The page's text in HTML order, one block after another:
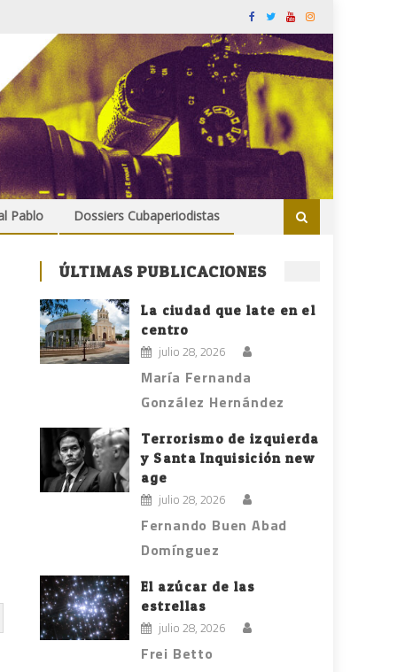
Pablo Dossiers Cubaperiodistas
ÚLTIMAS PUBLICACIONES
La ciudad que late en el
centro
julio 28, 2026
María Fernanda
González Hernández
Terrorismo de izquierda
y Santa Inquisición new
age
julio 28, 2026
Fernando Buen Abad
Domínguez
El azúcar de las
estrellas
julio 28, 2026
Frei Betto